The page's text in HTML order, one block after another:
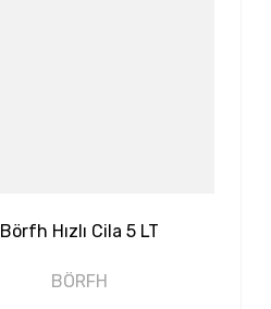
Börfh Hızlı Cila 5 LT
BÖRFH